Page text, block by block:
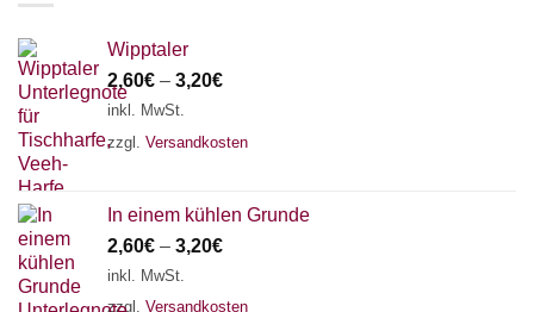
Wipptaler
2,60€ – 3,20€
inkl. MwSt.
zzgl. Versandkosten
In einem kühlen Grunde
2,60€ – 3,20€
inkl. MwSt.
zzgl. Versandkosten